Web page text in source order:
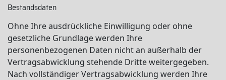
Bestandsdaten
Ohne Ihre ausdrückliche Einwilligung oder ohne
gesetzliche Grundlage werden Ihre
personenbezogenen Daten nicht an außerhalb der
Vertragsabwicklung stehende Dritte weitergegeben.
Nach vollständiger Vertragsabwicklung werden Ihre